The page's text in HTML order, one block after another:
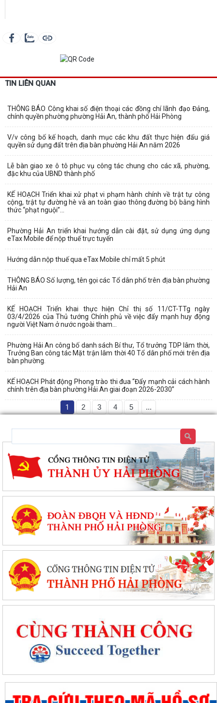
TIN LIÊN QUAN
THÔNG BÁO Công khai số điện thoại các đồng chí lãnh đạo Đảng,
chính quyền phường phường Hải An, thành phố Hải Phòng
V/v công bố kế hoạch, danh mục các khu đất thực hiện đấu giá
quyền sử dụng đất trên địa bàn phường Hải An năm 2026
Lễ bàn giao xe ô tô phục vụ công tác chung cho các xã, phường,
đặc khu của UBND thành phố
KẾ HOẠCH Triển khai xử phạt vi phạm hành chính về trật tự công
cộng, trật tự đường hè và an toàn giao thông đường bộ bằng hình
thức “phạt nguội”...
Phường Hải An triển khai hướng dẫn cài đặt, sử dụng ứng dụng
eTax Mobile để nộp thuế trực tuyến
Hướng dẫn nộp thuế qua eTax Mobile chỉ mất 5 phút
THÔNG BÁO Số lượng, tên gọi các Tổ dân phố trên địa bàn phường
Hải An
KẾ HOẠCH Triển khai thực hiện Chỉ thị số 11/CT-TTg ngày
03/4/2026 của Thủ tướng Chính phủ về việc đẩy mạnh huy động
người Việt Nam ở nước ngoài tham...
Phường Hải An công bố danh sách Bí thư, Tổ trưởng TDP lâm thời,
Trưởng Ban công tác Mặt trận lâm thời 40 Tổ dân phố mới trên địa
bàn phường.
KẾ HOẠCH Phát động Phong trào thi đua “Đẩy mạnh cải cách hành
chính trên địa bàn phường Hải An giai đoạn 2026-2030”
1 2 3 4 5 ...